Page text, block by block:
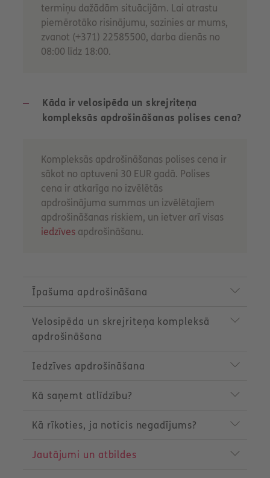
termiņu dažādām situācijām. Lai atrastu
piemērotāko risinājumu, sazinies ar mums,
zvanot (+371) 22585500, darba dienās no
08:00 līdz 18:00.
Kāda ir velosipēda un skrejriteņa
kompleksās apdrošināšanas polises cena?
Kompleksās apdrošināšanas polises cena ir
sākot no aptuveni 30 EUR gadā. Polises
cena ir atkarīga no izvēlētās
apdrošinājuma summas un izvēlētajiem
apdrošināšanas riskiem, un ietver arī visas
iedzīves apdrošināšanu.
Īpašuma apdrošināšana
Velosipēda un skrejriteņa kompleksā
apdrošināšana
Iedzīves apdrošināšana
Kā saņemt atlīdzību?
Kā rīkoties, ja noticis negadījums?
Jautājumi un atbildes